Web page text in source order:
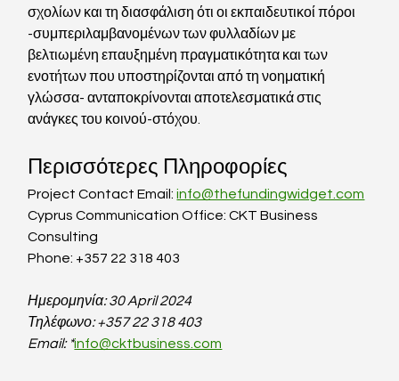
σχολίων και τη διασφάλιση ότι οι εκπαιδευτικοί πόροι
-συμπεριλαμβανομένων των φυλλαδίων με
βελτιωμένη επαυξημένη πραγματικότητα και των
ενοτήτων που υποστηρίζονται από τη νοηματική
γλώσσα- ανταποκρίνονται αποτελεσματικά στις
ανάγκες του κοινού-στόχου.
Περισσότερες Πληροφορίες
Project Contact Email: info@thefundingwidget.com
Cyprus Communication Office: CKT Business
Consulting
Phone: +357 22 318 403
Ημερομηνία: 30 April 2024
Τηλέφωνο: +357 22 318 403
Email: *info@cktbusiness.com